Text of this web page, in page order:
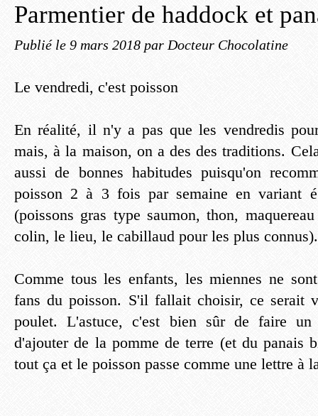
Parmentier de haddock et
Publié le 9 mars 2018 par Docteur Chocolatine
Le vendredi, c'est poisson
En réalité, il n'y a pas que les vendredis
mais, à la maison, on a des des traditions.
aussi de bonnes habitudes puisqu'on
poisson 2 à 3 fois par semaine en variant
(poissons gras type saumon, thon,
colin, le lieu, le cabillaud pour les plus connus).
Comme tous les enfants, les miennes ne
fans du poisson. S'il fallait choisir, ce serait
poulet. L'astuce, c'est bien sûr de faire
d'ajouter de la pomme de terre (et du panais
tout ça et le poisson passe comme une lettre à